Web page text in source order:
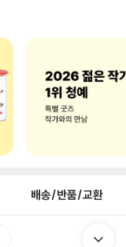
배송/반품/교환